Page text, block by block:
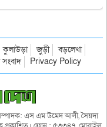
কুলাউড়া জুড়ী
বড়লেখা
সংবাদ Privacy Policy
সম্পাদক: এস এম উমেদ আলী, সৈয়দা